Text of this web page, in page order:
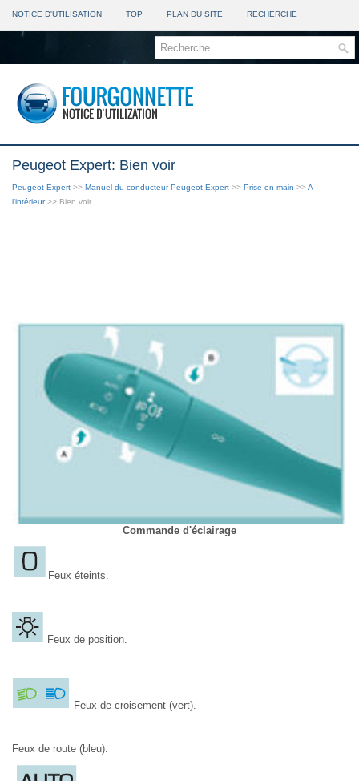
NOTICE D'UTILISATION TOP PLAN DU SITE RECHERCHE
Peugeot Expert: Bien voir
Peugeot Expert >> Manuel du conducteur Peugeot Expert >> Prise en main >>A
l'intérieur>> Bien voir
Commande d'éclairage
Feux éteints.
Feux de position.
Feux de croisement (vert).
Feux de route (bleu).